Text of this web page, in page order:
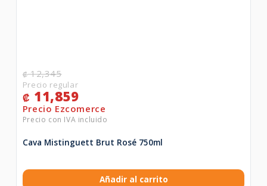
₡12,345
₡ 11,859
Cava Mistinguett Brut Rosé 750ml
Añadir al carrito